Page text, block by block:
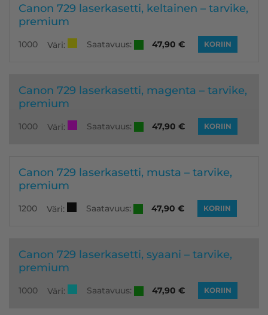
Canon 729 laserkasetti, keltainen – tarvike,
premium
1000 Väri: Saatavuus: 47,90 € KORIIN
Canon 729 laserkasetti, magenta – tarvike,
premium
1000 Väri: Saatavuus: 47,90 € KORIIN
Canon 729 laserkasetti, musta – tarvike,
premium
1200 Väri: Saatavuus: 47,90 € KORIIN
Canon 729 laserkasetti, syaani – tarvike,
premium
1000 Väri: Saatavuus: 47,90 € KORIIN